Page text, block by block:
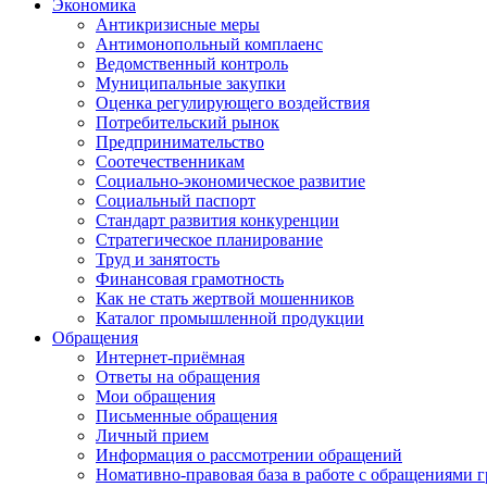
Экономика
Антикризисные меры
Антимонопольный комплаенс
Ведомственный контроль
Муниципальные закупки
Оценка регулирующего воздействия
Потребительский рынок
Предпринимательство
Соотечественникам
Социально-экономическое развитие
Социальный паспорт
Стандарт развития конкуренции
Стратегическое планирование
Труд и занятость
Финансовая грамотность
Как не стать жертвой мошенников
Каталог промышленной продукции
Обращения
Интернет-приёмная
Ответы на обращения
Мои обращения
Письменные обращения
Личный прием
Информация о рассмотрении обращений
Номативно-правовая база в работе с обращениями